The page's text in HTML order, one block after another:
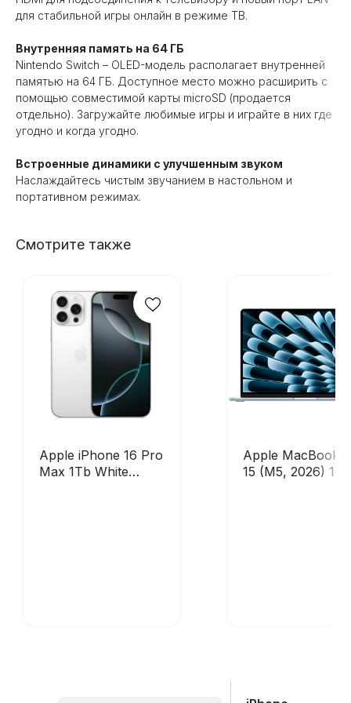
для стабильной игры онлайн в режиме ТВ.
Внутренняя память на 64 ГБ
Nintendo Switch – OLED-модель располагает внутренней
памятью на 64 ГБ. Доступное место можно расширить с
помощью совместимой карты microSD (продается
отдельно). Загружайте любимые игры и играйте в них где
угодно и когда угодно.
Встроенные динамики с улучшенным звуком
Наслаждайтесь чистым звучанием в настольном и
портативном режимах.
Смотрите также
Apple iPhone 16 Pro
Max 1Tb White
Apple MacBook
15 (M5, 2026) 16